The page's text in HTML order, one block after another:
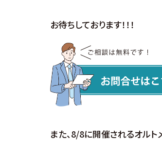
お待ちしております！！！
また、8/8に開催されるオルト